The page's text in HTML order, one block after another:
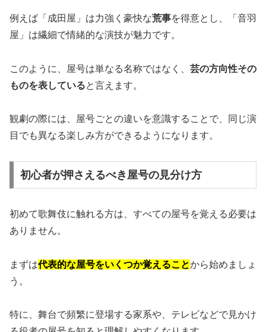
例えば「成田屋」は力強く豪快な荒事を得意とし、「音羽
屋」は繊細で情緒的な演技が魅力です。
このように、屋号は単なる名称ではなく、 芸の方向性その
ものを表していると言えます。
観劇の際には、屋号ごとの違いを意識することで、同じ演
目でも異なる楽しみ方ができるようになります。
初心者が押さえるべき屋号の見分け方
初めて歌舞伎に触れる方は、すべての屋号を覚える必要は
ありません。
まずは代表的な屋号をいくつか覚えることから始めましょ
う。
特に、舞台で頻繁に登場する家系や、テレビなどで見かけ